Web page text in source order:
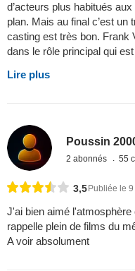
d’acteurs plus habitués
plan. Mais au final c’est
casting est très bon. Frank
dans le rôle principal qui
Lire plus
Poussin
2 abonnés 55
3,5Publiée le
J'ai bien aimé
rappelle plein de films du
A voir absolument